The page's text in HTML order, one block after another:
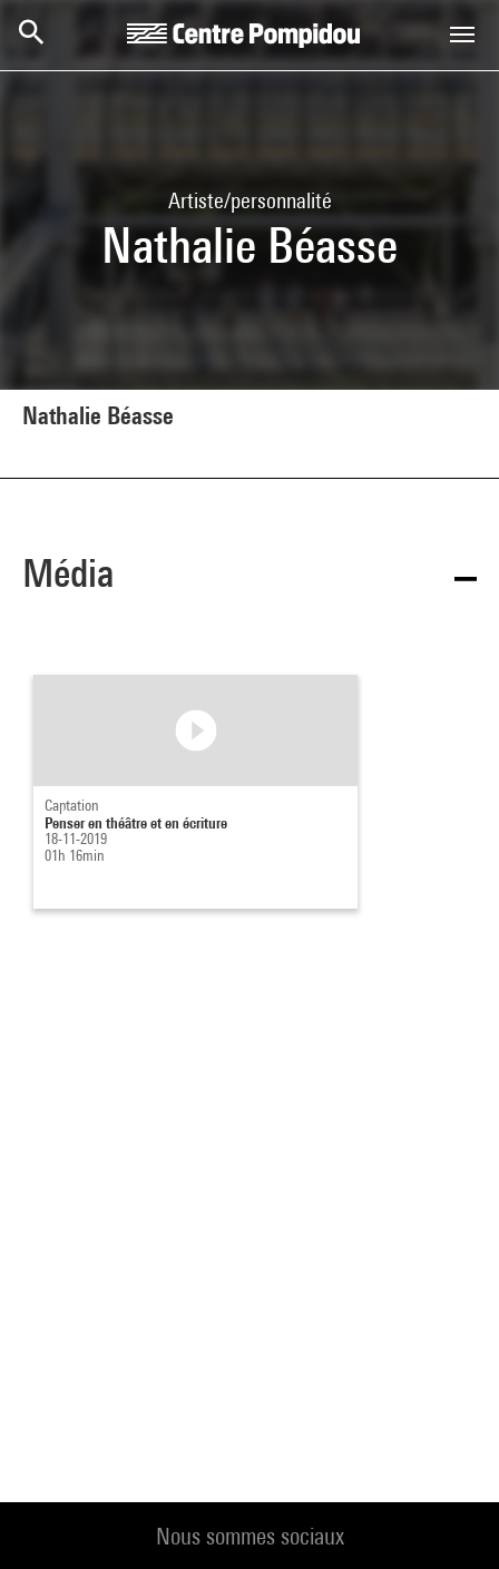
Artiste/personnalité
Nathalie Béasse
Nathalie Béasse
Média
Captation
Penser en théâtre et en écriture
18-11-2019
01h 16min
Nous sommes sociaux